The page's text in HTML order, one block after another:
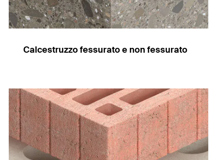
Calcestruzzo fessurato e non fessurato